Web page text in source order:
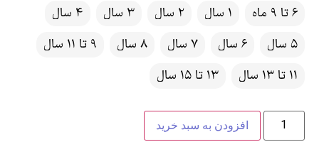
6 تا 9 ماه 1 سال 2 سال 3 سال
4 سال
5 سال
6 سال 7 سال 8 سال
9 تا 11 سال
11 تا 13 سال
13 تا 15 سال
افزودن به سبد خرید